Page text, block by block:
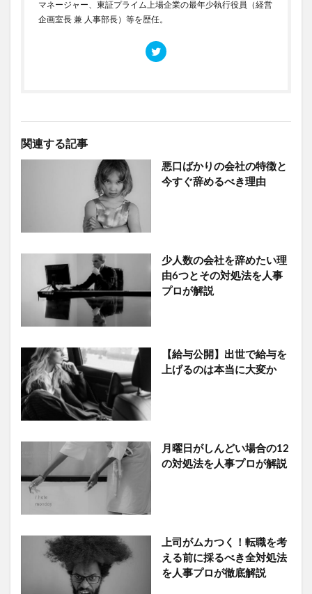
マネージャー、東証プライム上場企業の最年少執行役員（経営
企画室長 兼 人事部長）等を歴任。
関連する記事
悪口ばかりの会社の特徴と
今すぐ辞めるべき理由
少人数の会社を辞めたい理
由6つとその対処法を人事
プロが解説
【給与公開】出世で給与を
上げるのは本当に大変か
月曜日がしんどい場合の12
の対処法を人事プロが解説
上司がムカつく！転職を考
える前に採るべき全対処法
を人事プロが徹底解説